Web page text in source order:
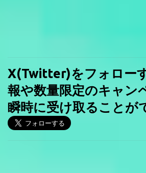
X(Twitter)をフォロー
報や数量限定のキャン
瞬時に受け取ることが